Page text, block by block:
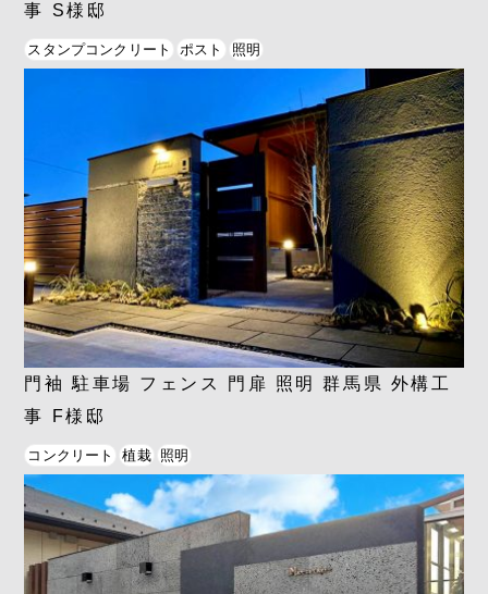
事 S様邸
スタンプコンクリート ポスト 照明
門袖 駐車場 フェンス 門扉 照明 群馬県 外構工
事 F様邸
コンクリート 植栽 照明